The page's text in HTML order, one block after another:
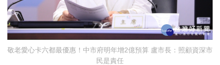
敬老愛心卡六都最優惠！中市府明年增2億預算 盧市長：照顧資深市
民是責任